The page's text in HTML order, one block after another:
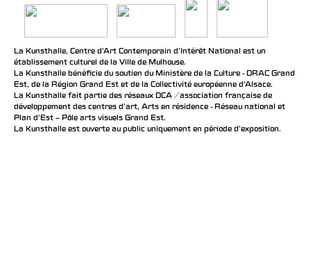
La Kunsthalle, Centre d’Art Contemporain d’Intérêt National est un
établissement culturel de la Ville de Mulhouse.
La Kunsthalle bénéficie du soutien du Ministère de la Culture - DRAC Grand
Est, de la Région Grand Est et de la Collectivité européenne d’Alsace.
La Kunsthalle fait partie des réseaux DCA / association française de
développement des centres d'art, Arts en résidence - Réseau national et
Plan d’Est – Pôle arts visuels Grand Est.
La Kunsthalle est ouverte au public uniquement en période d'exposition.